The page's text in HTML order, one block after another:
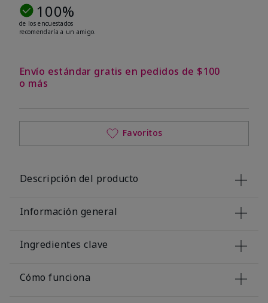
100%
de los encuestados
recomendaría a un amigo.
Envío estándar gratis en pedidos de $100
o más
Favoritos
Descripción del producto
Información general
Ingredientes clave
Cómo funciona